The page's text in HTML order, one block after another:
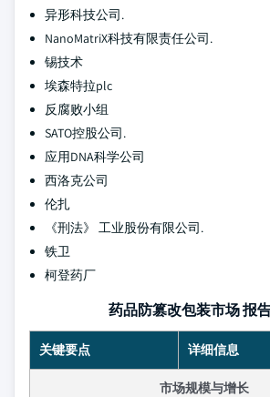
异形科技公司.
NanoMatriX科技有限责任公司.
锡技术
埃森特拉plc
反腐败小组
SATO控股公司.
应用DNA科学公司
西洛克公司
伦扎
《刑法》 工业股份有限公司.
铁卫
柯登药厂
药品防篡改包装市场 报
关键要点 详细信息
市场规模与增长